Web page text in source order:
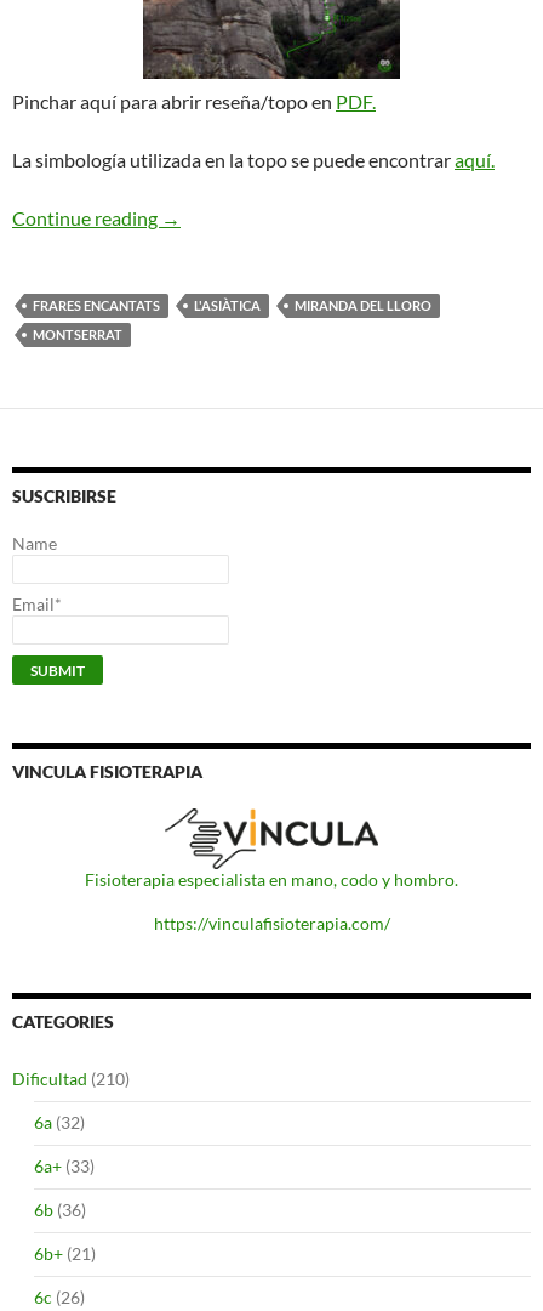
Pinchar aquí para abrir reseña/topo en PDF.
La simbología utilizada en la topo se puede encontraraquí.
Continue reading Ancestra. L’Asiàtica
→
FRARES ENCANTATS L'ASIÀTICA
MIRANDA DEL LLORO
MONTSERRAT
SUSCRIBIRSE
Name
Email*
VINCULA FISIOTERAPIA
Fisioterapia especialista en mano, codo y hombro.
https://vinculafisioterapia.com/
CATEGORIES
Dificultad (210)
6a (32)
6a+ (33)
6b (36)
6b+ (21)
6c (26)